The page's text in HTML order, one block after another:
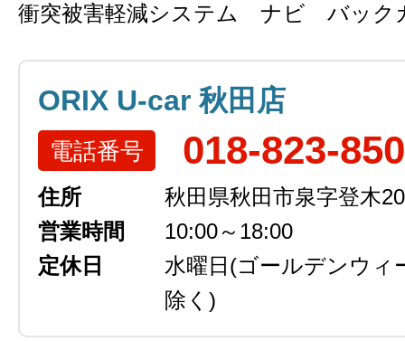
衝突被害軽減システム ナビ バック
ORIX U-car 秋田店
電話番号 018-823-
住所
秋田県秋田市泉字登木
営業時間
10:00～18:00
定休日
水曜日 (ゴールデンウィ
除く)